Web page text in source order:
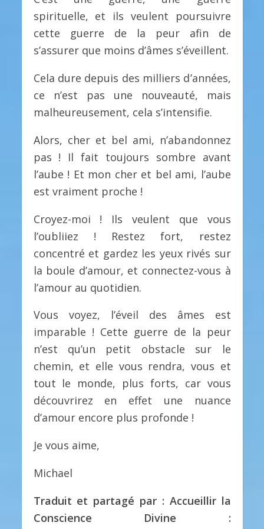
spirituelle, et ils veulent poursuivre
cette guerre de la peur afin de
s’assurer que moins d’âmes s’éveillent.
Cela dure depuis des milliers d’années,
ce n’est pas une nouveauté, mais
malheureusement, cela s’intensifie.
Alors, cher et bel ami, n’abandonnez
pas ! Il fait toujours sombre avant
l’aube ! Et mon cher et bel ami, l’aube
est vraiment proche !
Croyez-moi ! Ils veulent que vous
l’oubliiez ! Restez fort, restez
concentré et gardez les yeux rivés sur
la boule d’amour, et connectez-vous à
l’amour au quotidien.
Vous voyez, l’éveil des âmes est
imparable ! Cette guerre de la peur
n’est qu’un petit obstacle sur le
chemin, et elle vous rendra, vous et
tout le monde, plus forts, car vous
découvrirez en effet une nuance
d’amour encore plus profonde !
Je vous aime,
Michael
Traduit et partagé par : Accueillir la
Conscience Divine :